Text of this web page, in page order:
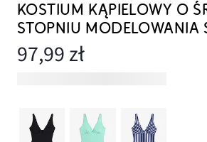
KOSTIUM KĄPIELOWY O
STOPNIU MODELOWANIA
97,99 zł